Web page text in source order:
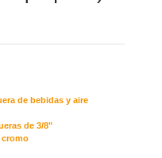
de bebidas y aire
de 3/8"
cromo